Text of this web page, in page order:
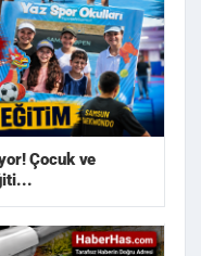
Çocuk ve